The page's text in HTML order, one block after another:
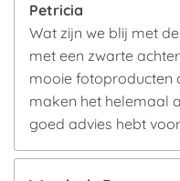
Petricia
Wat zijn we blij met
met een zwarte
mooie fotoproducten
maken het helemaal
goed advies hebt